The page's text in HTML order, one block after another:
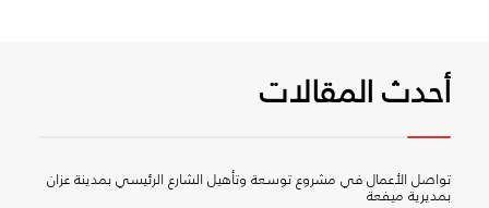
أحدث المقالات
تواصل الأعمال في مشروع توسعة وتأهيل الشارع الرئيسي بمدينة عزان
بمديرية ميفعة